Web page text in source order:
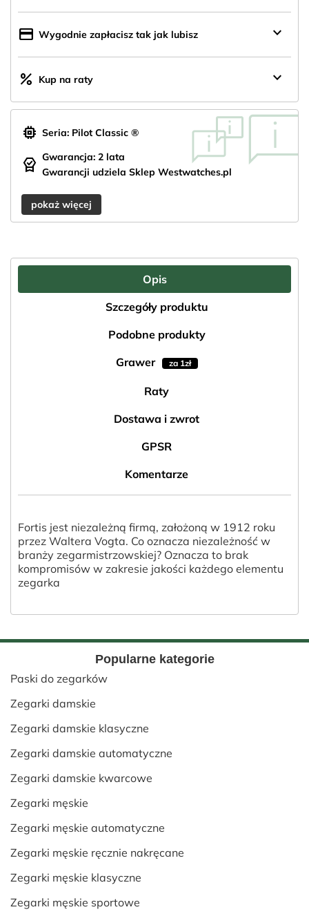
credit_card Wygodnie zapłacisz tak jak lubisz keyboard_arrow_down
percent Kup na raty keyboard_arrow_down
memory Seria: Pilot Classic ®
editor_choice Gwarancja: 2 lata
Gwarancji udziela Sklep Westwatches.pl
pokaż więcej
Opis
Szczegóły produktu
Podobne produkty
Grawer
za 1zł
Raty
Dostawa i zwrot
GPSR
Komentarze
Fortis jest niezależną firmą, założoną w 1912 roku
przez Waltera Vogta. Co oznacza niezależność w
branży zegarmistrzowskiej? Oznacza to brak
kompromisów w zakresie jakości każdego elementu
zegarka
Popularne kategorie
Paski do zegarków
Zegarki damskie
Zegarki damskie klasyczne
Zegarki damskie automatyczne
Zegarki damskie kwarcowe
Zegarki męskie
Zegarki męskie automatyczne
Zegarki męskie ręcznie nakręcane
Zegarki męskie klasyczne
Zegarki męskie sportowe